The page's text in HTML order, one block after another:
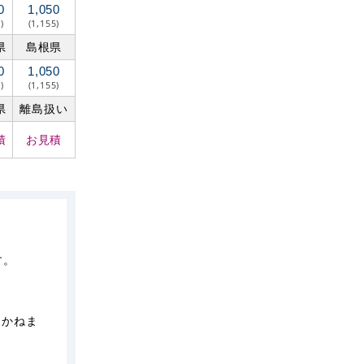
1,050
(1,155)
島根県
1,050
(1,155)
離島扱い
お見積
ねま